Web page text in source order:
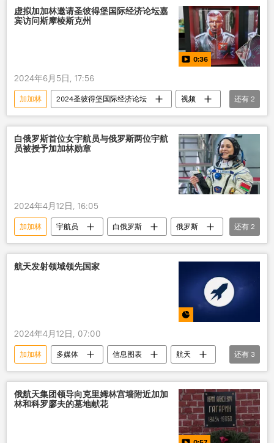
虚拟加加林邀请圣彼得堡国际经济论坛嘉
宾访问斯摩棱斯克州
0:36
2024年6月5日, 17:56
加加林 2024圣彼得堡国际经济论坛
视频
俄罗斯
论坛
还有 2
白俄罗斯首位女宇航员与俄罗斯两位宇航
员被授予加加林勋章
2024年4月12日, 16:05
加加林 宇航员 白俄罗斯
俄罗斯
勋章
航天
还有 2
航天发射领域领先国家
2024年4月12日, 07:00
加加林 多媒体 信息图表
航天
俄罗斯
联合国 国际载人航天日
还有 3
俄航天集团领导向克里姆林宫墙附近加加
林和科罗廖夫的墓地献花